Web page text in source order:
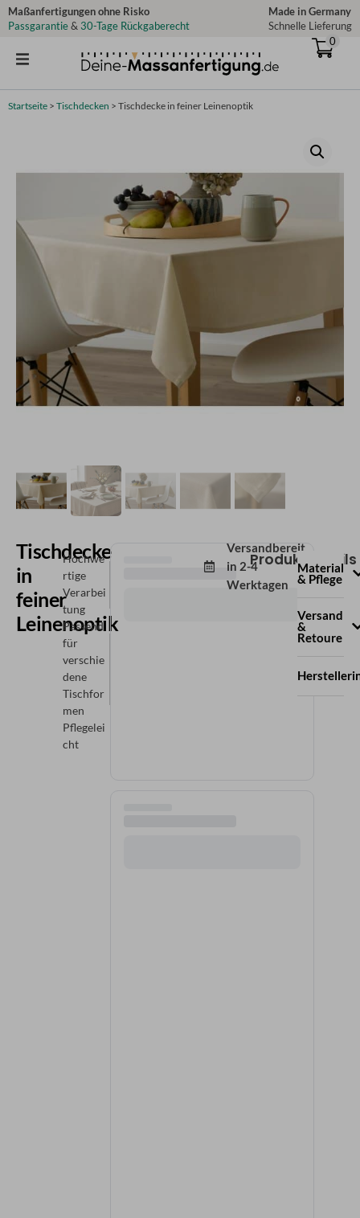
Zum
Inhalt
Maßanfertigungen ohne Risko
Passgarantie& 30-Tage Rückgaberecht
Made in Germany
Schnelle Lieferung
0
Startseite > Tischdecken > Tischdecke in feiner Leinenoptik
Tischdecke
in
feiner
Leinenoptik
Hochwe
rtige
Verarbei
tung
Passend
für
verschie
dene
Tischfor
men
Pflegelei
cht
Versandbereit
in 2-4
Werktagen
Produktdetails
Material
& Pflege
Versand
&
Retoure